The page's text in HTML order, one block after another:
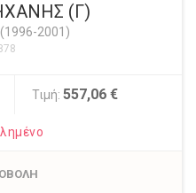
(Γ)
2001)
Τιμή: 557,06 €